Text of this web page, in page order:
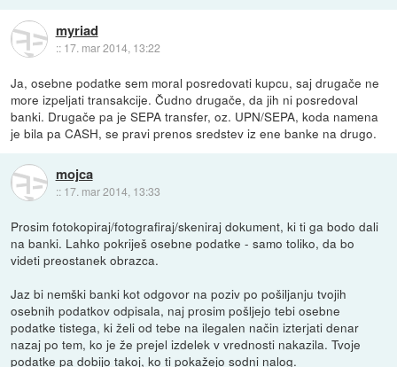
myriad
:: 17. mar 2014, 13:22
Ja, osebne podatke sem moral posredovati kupcu, saj drugače ne
more izpeljati transakcije. Čudno drugače, da jih ni posredoval
banki. Drugače pa je SEPA transfer, oz. UPN/SEPA, koda namena
je bila pa CASH, se pravi prenos sredstev iz ene banke na drugo.
mojca
:: 17. mar 2014, 13:33
Prosim fotokopiraj/fotografiraj/skeniraj dokument, ki ti ga bodo dali
na banki. Lahko pokriješ osebne podatke - samo toliko, da bo
videti preostanek obrazca.
Jaz bi nemški banki kot odgovor na poziv po pošiljanju tvojih
osebnih podatkov odpisala, naj prosim pošljejo tebi osebne
podatke tistega, ki želi od tebe na ilegalen način izterjati denar
nazaj po tem, ko je že prejel izdelek v vrednosti nakazila. Tvoje
podatke pa dobijo takoj, ko ti pokažejo sodni nalog.